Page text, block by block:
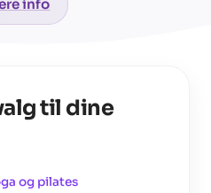
info
til dine
og pilates